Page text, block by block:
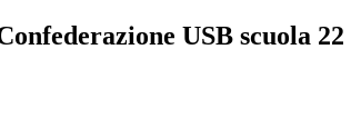
USB scuola 22